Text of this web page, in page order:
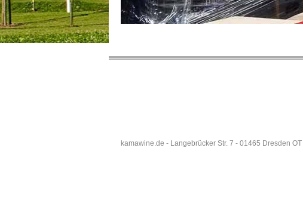
kamawine.de - Langebrücker Str. 7 - 01465 Dresden